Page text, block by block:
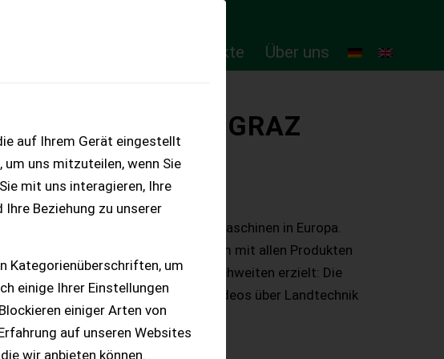
auf Ihrem Gerät eingestellt
um uns mitzuteilen, wenn Sie
mit uns interagieren, Ihre
Beziehung zu unserer
Kategorienüberschriften, um
einige Ihrer Einstellungen
einiger Arten von
auf unseren Websites
wir anbieten können.
Online-Produkte Über uns
CLUB GRAZ
Marktplätzen für Landmaschinen in Europa.
handeln Landwirte auf der Plattform mit allen Produkten
sozialen Medien werden hohe Reichweiten erzielt: Die
über 100 Millionen Mal wurden Videos über Landtechnik